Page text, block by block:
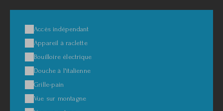
Accès indépendant
Appareil à raclette
Bouilloire électrique
Douche à l'italienne
Grille-pain
Vue sur montagne